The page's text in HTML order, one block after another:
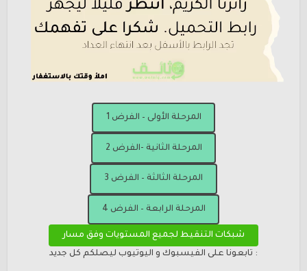
المرحلة الأولى – الفرض 1
المرحلة الثانية -الفرض 2
المرحلة الثالثة – الفرض 3
المرحلة الرابعة – الفرض 4
شبكات التنقيط لجميع المستويات وفق مسار
: تابعونا على الفيسبوك و اليوتيوب ليصلكم كل جديد